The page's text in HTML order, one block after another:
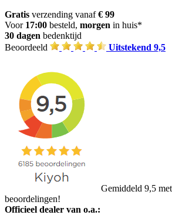
Gratis verzending vanaf€ 99
Voor 17:00 besteld, morgen in huis*
30 dagen bedenktijd
Beoordeeld
Uitstekend 9,5
Gemiddeld 9,5
beoordelingen!
Officieel dealer van o.a.: